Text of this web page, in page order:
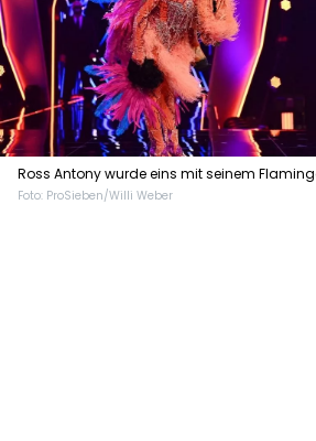
Ross Antony wurde eins mit seinem
Foto: ProSieben/Willi Weber